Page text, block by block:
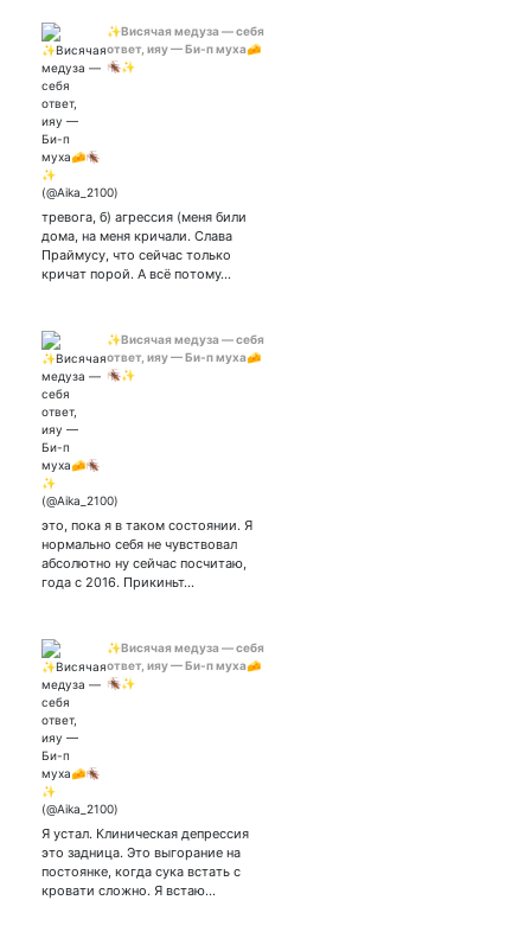
✨Висячая медуза — себя
ответ, ияу — Би-п муха🧀
🪳✨
тревога, б) агрессия (меня били
дома, на меня кричали. Слава
Праймусу, что сейчас только
кричат порой. А всё потому…
✨Висячая медуза — себя
ответ, ияу — Би-п муха🧀
🪳✨
это, пока я в таком состоянии. Я
нормально себя не чувствовал
абсолютно ну сейчас посчитаю,
года с 2016. Прикиньт…
✨Висячая медуза — себя
ответ, ияу — Би-п муха🧀
🪳✨
Я устал. Клиническая депрессия
это задница. Это выгорание на
постоянке, когда сука встать с
кровати сложно. Я встаю…